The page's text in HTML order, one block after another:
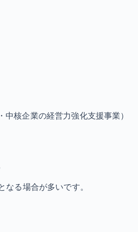
核企業の経営力強化支援事業）
なる場合が多いです。